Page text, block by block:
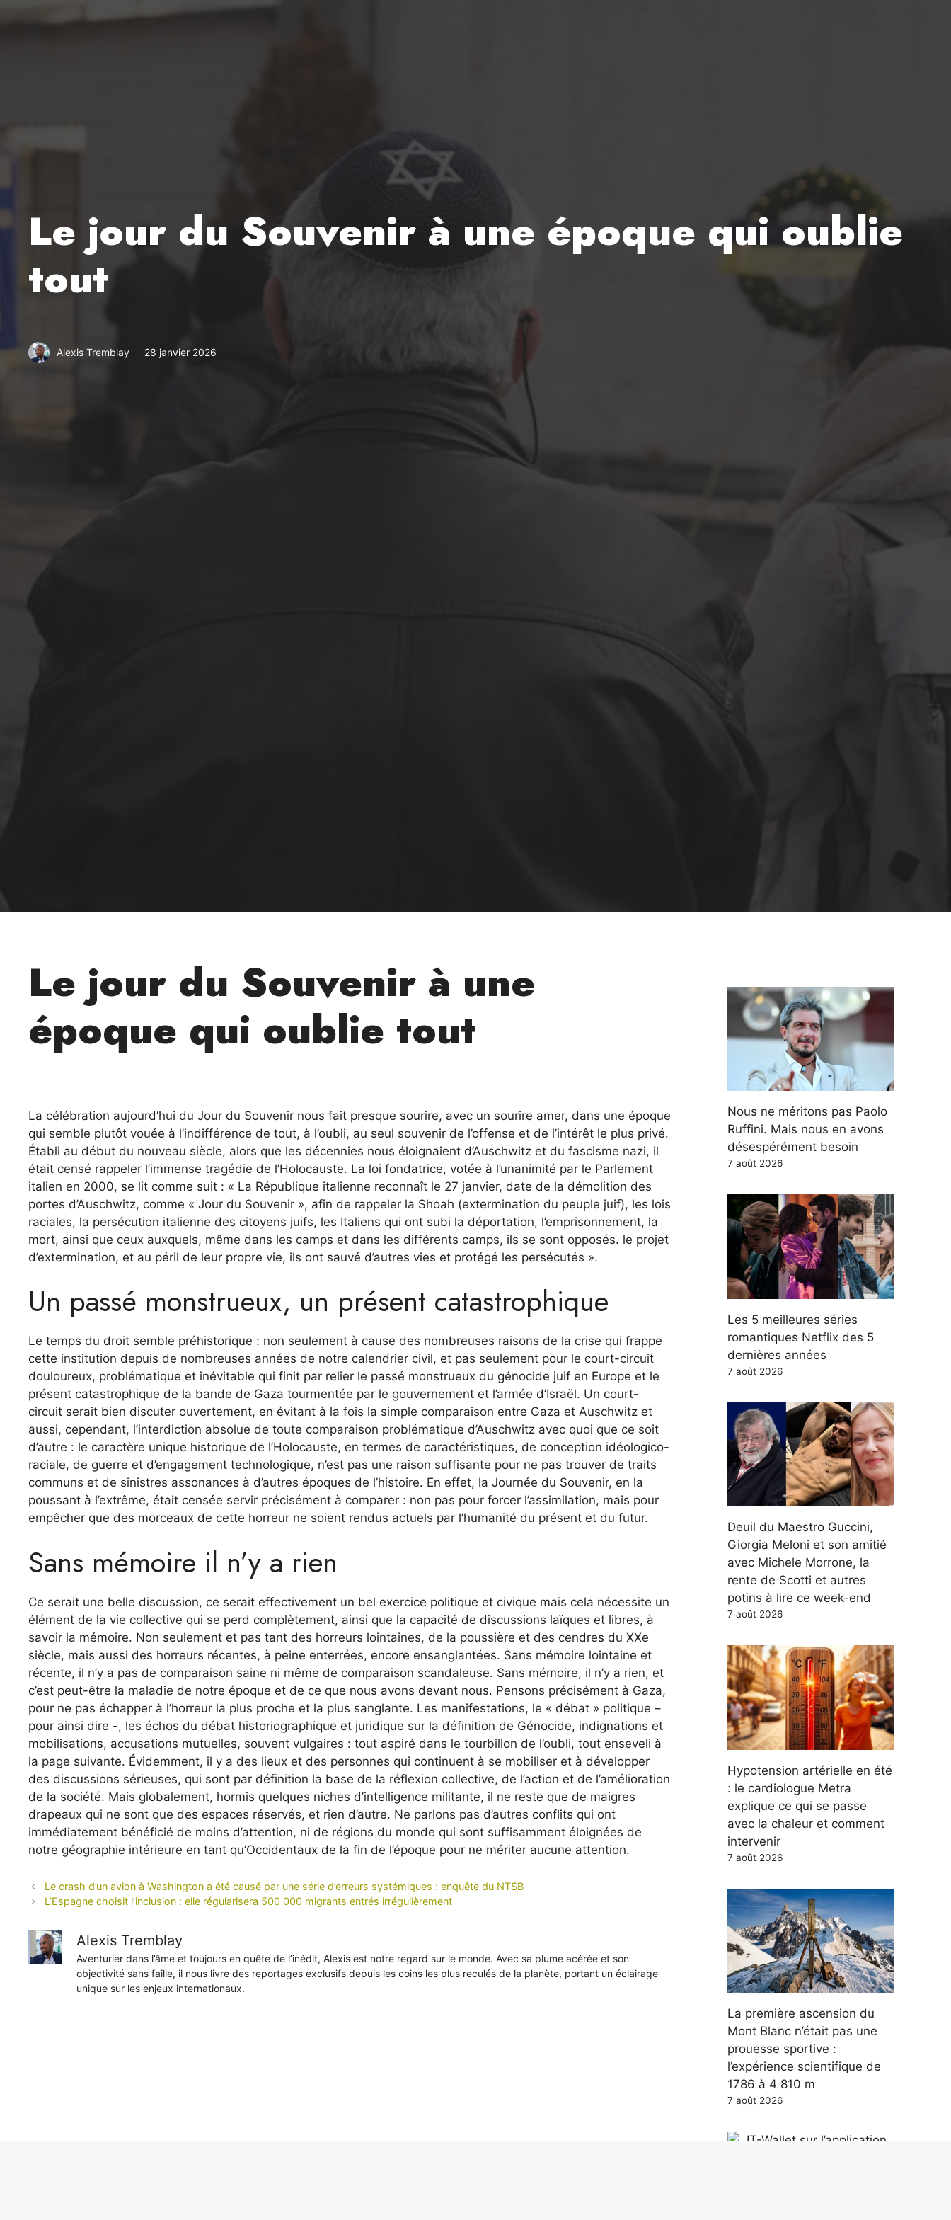
Le jour du Souvenir à une époque qui oublie
tout
Alexis Tremblay 28 janvier 2026
Le jour du Souvenir à une
époque qui oublie tout
La célébration aujourd’hui du Jour du Souvenir nous fait presque sourire, avec un sourire amer, dans une époque
qui semble plutôt vouée à l’indifférence de tout, à l’oubli, au seul souvenir de l’offense et de l’intérêt le plus privé.
Établi au début du nouveau siècle, alors que les décennies nous éloignaient d’Auschwitz et du fascisme nazi, il
était censé rappeler l’immense tragédie de l’Holocauste. La loi fondatrice, votée à l’unanimité par le Parlement
italien en 2000, se lit comme suit : « La République italienne reconnaît le 27 janvier, date de la démolition des
portes d’Auschwitz, comme « Jour du Souvenir », afin de rappeler la Shoah (extermination du peuple juif), les lois
raciales, la persécution italienne des citoyens juifs, les Italiens qui ont subi la déportation, l’emprisonnement, la
mort, ainsi que ceux auxquels, même dans les camps et dans les différents camps, ils se sont opposés. le projet
d’extermination, et au péril de leur propre vie, ils ont sauvé d’autres vies et protégé les persécutés ».
Un passé monstrueux, un présent catastrophique
Le temps du droit semble préhistorique : non seulement à cause des nombreuses raisons de la crise qui frappe
cette institution depuis de nombreuses années de notre calendrier civil, et pas seulement pour le court-circuit
douloureux, problématique et inévitable qui finit par relier le passé monstrueux du génocide juif en Europe et le
présent catastrophique de la bande de Gaza tourmentée par le gouvernement et l’armée d’Israël. Un court-
circuit serait bien discuter ouvertement, en évitant à la fois la simple comparaison entre Gaza et Auschwitz et
aussi, cependant, l’interdiction absolue de toute comparaison problématique d’Auschwitz avec quoi que ce soit
d’autre : le caractère unique historique de l’Holocauste, en termes de caractéristiques, de conception idéologico-
raciale, de guerre et d’engagement technologique, n’est pas une raison suffisante pour ne pas trouver de traits
communs et de sinistres assonances à d’autres époques de l’histoire. En effet, la Journée du Souvenir, en la
poussant à l’extrême, était censée servir précisément à comparer : non pas pour forcer l’assimilation, mais pour
empêcher que des morceaux de cette horreur ne soient rendus actuels par l’humanité du présent et du futur.
Sans mémoire il n’y a rien
Ce serait une belle discussion, ce serait effectivement un bel exercice politique et civique mais cela nécessite un
élément de la vie collective qui se perd complètement, ainsi que la capacité de discussions laïques et libres, à
savoir la mémoire. Non seulement et pas tant des horreurs lointaines, de la poussière et des cendres du XXe
siècle, mais aussi des horreurs récentes, à peine enterrées, encore ensanglantées. Sans mémoire lointaine et
récente, il n’y a pas de comparaison saine ni même de comparaison scandaleuse. Sans mémoire, il n’y a rien, et
c’est peut-être la maladie de notre époque et de ce que nous avons devant nous. Pensons précisément à Gaza,
pour ne pas échapper à l’horreur la plus proche et la plus sanglante. Les manifestations, le « débat » politique –
pour ainsi dire -, les échos du débat historiographique et juridique sur la définition de Génocide, indignations et
mobilisations, accusations mutuelles, souvent vulgaires : tout aspiré dans le tourbillon de l’oubli, tout enseveli à
la page suivante. Évidemment, il y a des lieux et des personnes qui continuent à se mobiliser et à développer
des discussions sérieuses, qui sont par définition la base de la réflexion collective, de l’action et de l’amélioration
de la société. Mais globalement, hormis quelques niches d’intelligence militante, il ne reste que de maigres
drapeaux qui ne sont que des espaces réservés, et rien d’autre. Ne parlons pas d’autres conflits qui ont
immédiatement bénéficié de moins d’attention, ni de régions du monde qui sont suffisamment éloignées de
notre géographie intérieure en tant qu’Occidentaux de la fin de l’époque pour ne mériter aucune attention.
Le crash d’un avion à Washington a été causé par une série d’erreurs systémiques : enquête du NTSB
L’Espagne choisit l’inclusion : elle régularisera 500 000 migrants entrés irrégulièrement
Alexis Tremblay
Aventurier dans l’âme et toujours en quête de l’inédit, Alexis est notre regard sur le monde. Avec sa plume acérée et son
objectivité sans faille, il nous livre des reportages exclusifs depuis les coins les plus reculés de la planète, portant un éclairage
unique sur les enjeux internationaux.
Nous ne méritons pas Paolo
Ruffini. Mais nous en avons
désespérément besoin
7 août 2026
Les 5 meilleures séries
romantiques Netflix des 5
dernières années
7 août 2026
Deuil du Maestro Guccini,
Giorgia Meloni et son amitié
avec Michele Morrone, la
rente de Scotti et autres
potins à lire ce week-end
7 août 2026
Hypotension artérielle en été
: le cardiologue Metra
explique ce qui se passe
avec la chaleur et comment
intervenir
7 août 2026
La première ascension du
Mont Blanc n’était pas une
prouesse sportive :
l’expérience scientifique de
1786 à 4 810 m
7 août 2026